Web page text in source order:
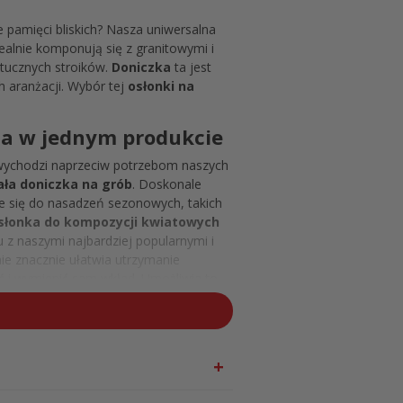
bliskich? Nasza uniwersalna
komponują się z granitowymi i
stroików. Doniczka ta jest
aranżacji. Wybór tej osłonki na
w jednym produkcie
naprzeciw potrzebom naszych
doniczka na grób. Doskonale
się do nasadzeń sezonowych, takich
do kompozycji kwiatowych
naszymi najbardziej popularnymi i
szybkie i bezproblemowe
kontaktem z ziemią, wodą i
pamięci